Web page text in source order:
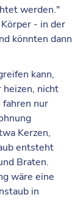
werden."
- in der
könnten dann
kann,
nicht
nur
Kerzen,
entsteht
Braten.
wäre eine
in